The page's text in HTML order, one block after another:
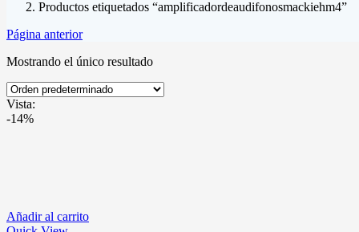
Productos etiquetados “amplificadordeaudifonosmackiehm4”
Página anterior
Mostrando el único resultado
Vista:
-14%
Añadir al carrito